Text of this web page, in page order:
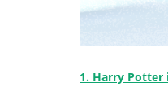
1. Harry Potter